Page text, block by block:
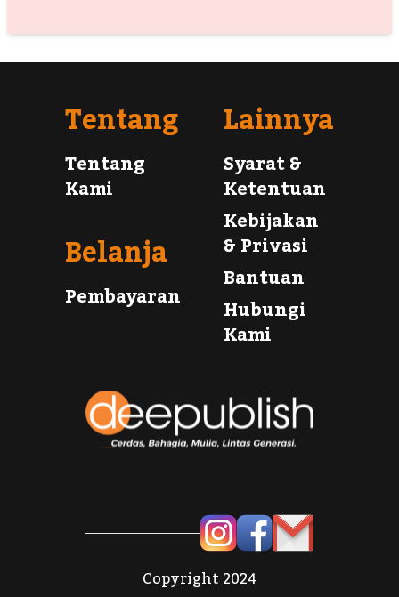
Tentang
Tentang
Kami
Belanja
Pembayaran
Lainnya
Syarat &
Ketentuan
Kebijakan
& Privasi
Bantuan
Hubungi
Kami
Copyright 2024